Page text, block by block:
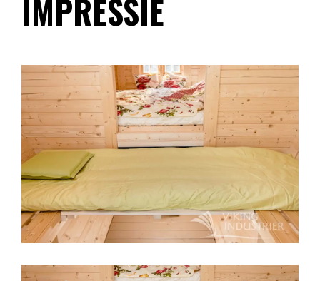
IMPRESSIE